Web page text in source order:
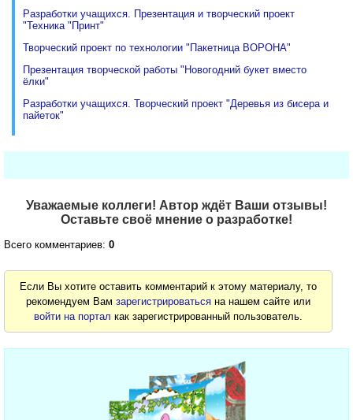
Разработки учащихся. Презентация и творческий проект
"Техника "Принт"
Творческий проект по технологии "Пакетница ВОРОНА"
Презентация творческой работы "Новогодний букет вместо
ёлки"
Разработки учащихся. Творческий проект "Деревья из бисера и
пайеток"
Уважаемые коллеги! Автор ждёт Ваши отзывы!
Оставьте своё мнение о разработке!
Всего комментариев: 0
Если Вы хотите оставить комментарий к этому материалу, то
рекомендуем Вамзарегистрироваться на нашем сайте или
войти на портал как зарегистрированный пользователь.